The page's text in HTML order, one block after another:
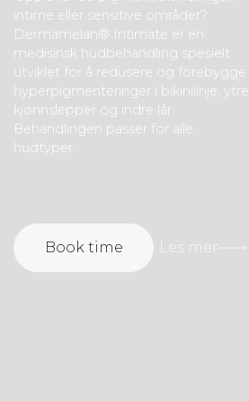
intime eller sensitive områder?
Dermamelan® Intimate er en
medisinsk hudbehandling spesielt
utviklet for å redusere og forebygge
hyperpigmenteringer i bikinilinje, ytre
kjønnslepper og indre lår.
Behandlingen passer for alle
hudtyper.
Book time Les mer